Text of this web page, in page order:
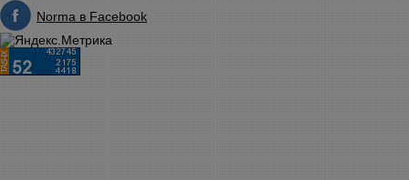
Norma в Facebook